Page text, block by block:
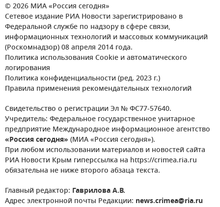
© 2026 МИА «Россия сегодня»
Сетевое издание РИА Новости зарегистрировано в
Федеральной службе по надзору в сфере связи,
информационных технологий и массовых коммуникаций
(Роскомнадзор) 08 апреля 2014 года.
Политика использования Cookie и автоматического
логирования
Политика конфиденциальности (ред. 2023 г.)
Правила применения рекомендательных технологий
Свидетельство о регистрации Эл № ФС77-57640.
Учредитель: Федеральное государственное унитарное
предприятие Международное информационное агентство
«Россия сегодня» (МИА «Россия сегодня»).
При любом использовании материалов и новостей сайта
РИА Новости Крым гиперссылка на https://crimea.ria.ru
обязательна не ниже второго абзаца текста.
Главный редактор: Гаврилова А.В.
Адрес электронной почты Редакции: news.crimea@ria.ru